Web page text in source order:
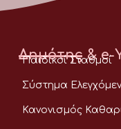
Δημότης & e-
Παιδικοί Σταθμοί
Σύστημα
Κανονισμός